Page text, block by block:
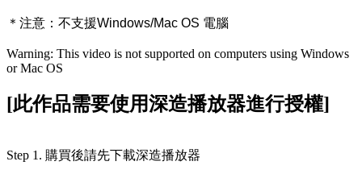
＊注意： 不支援Windows/Mac OS 電腦
Warning: This video is not supported on computers using Windows
or Mac OS
[此作品需要使用深造播放器進行授權]
Step 1. 購買後請先下載深造播放器